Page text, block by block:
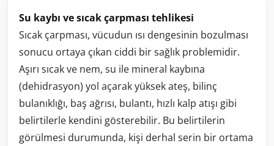
Su kaybı ve sıcak çarpması tehlikesi
Sıcak çarpması, vücudun ısı dengesinin bozulması
sonucu ortaya çıkan ciddi bir sağlık problemidir.
Aşırı sıcak ve nem, su ile mineral kaybına
(dehidrasyon) yol açarak yüksek ateş, bilinç
bulanıklığı, baş ağrısı, bulantı, hızlı kalp atışı gibi
belirtilerle kendini gösterebilir. Bu belirtilerin
görülmesi durumunda, kişi derhal serin bir ortama